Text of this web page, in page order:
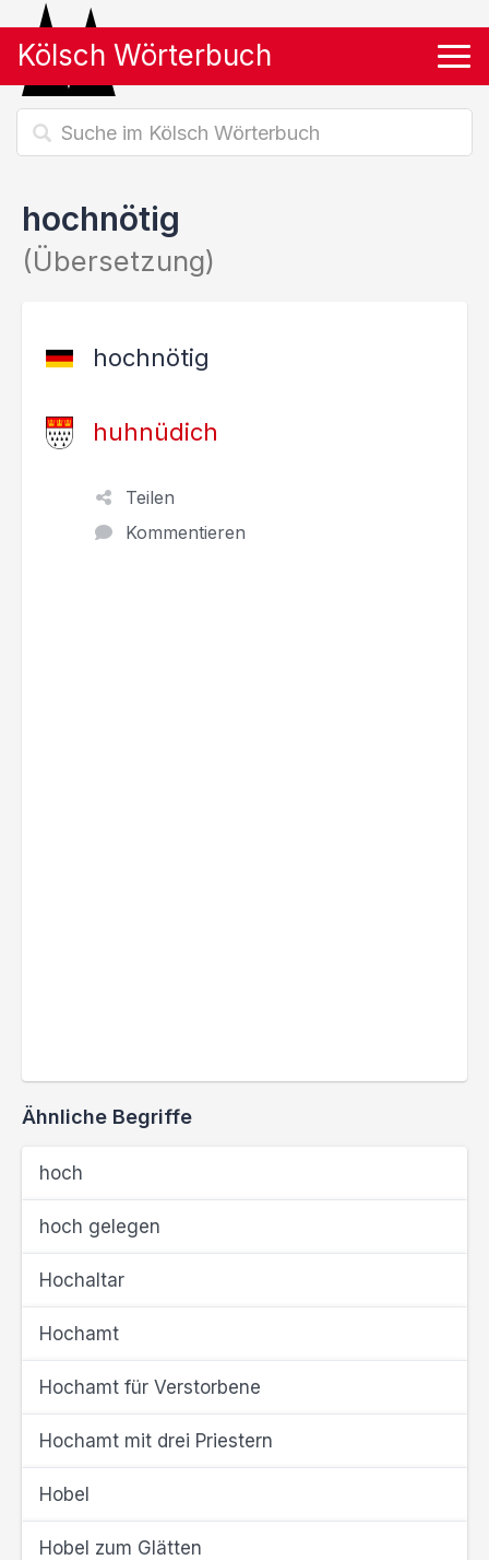
Kölsch Wörterbuch
hochnötig
(Übersetzung)
hochnötig
huhnüdich
Teilen
Kommentieren
Ähnliche Begriffe
hoch
hoch gelegen
Hochaltar
Hochamt
Hochamt für Verstorbene
Hochamt mit drei Priestern
Hobel
Hobel zum Glätten